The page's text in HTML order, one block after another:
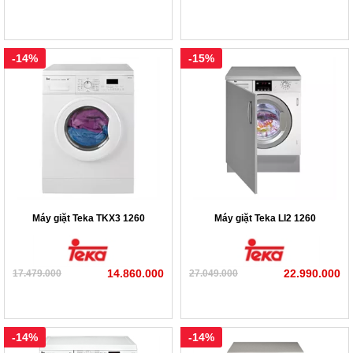
máy giặt lồng ngang Teka TKE 1400T tiêu thụ mức nước chỉ
bằng 1/3 so với các dòng máy giặt lồng đứng thông thường.
Máy giặt Teka TKX3 1260
17.479.000
-14%
14.860.000
Máy giặt Teka LI2 1260
27.049.000
-15%
22.990.000
-14% -14%